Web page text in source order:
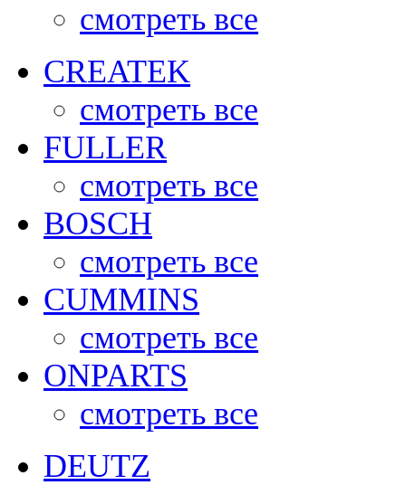
смотреть все
CREATEK
смотреть все
FULLER
смотреть все
BOSCH
смотреть все
CUMMINS
смотреть все
ONPARTS
смотреть все
DEUTZ